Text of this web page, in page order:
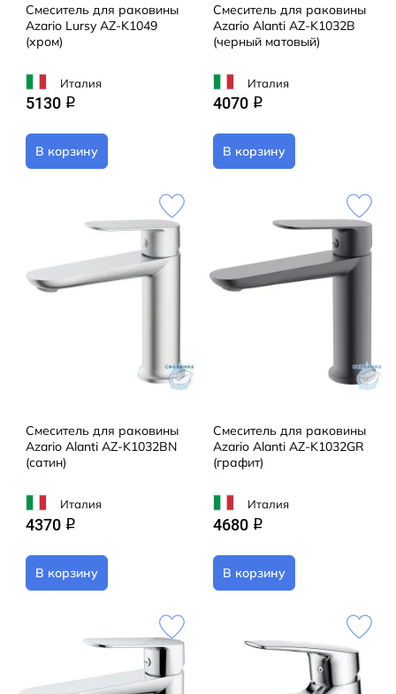
Смеситель для раковины
Azario Lursy AZ-K1049
(хром)
Италия
5130 q
В корзину
Смеситель для раковины
Azario Alanti AZ-K1032B
(черный матовый)
Италия
4070 q
В корзину
Смеситель для раковины
Azario Alanti AZ-K1032BN
(сатин)
Италия
4370 q
В корзину
Смеситель для раковины
Azario Alanti AZ-K1032GR
(графит)
Италия
4680 q
В корзину